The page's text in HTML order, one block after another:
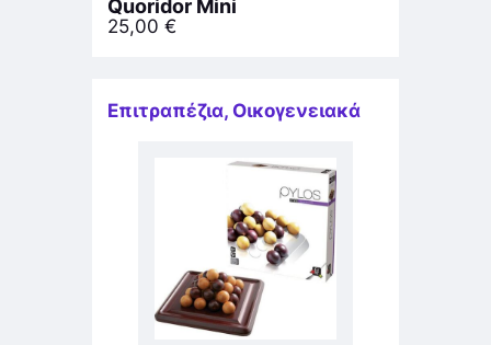
Quoridor Mini
25,00 €
Επιτραπέζια, Οικογενειακά